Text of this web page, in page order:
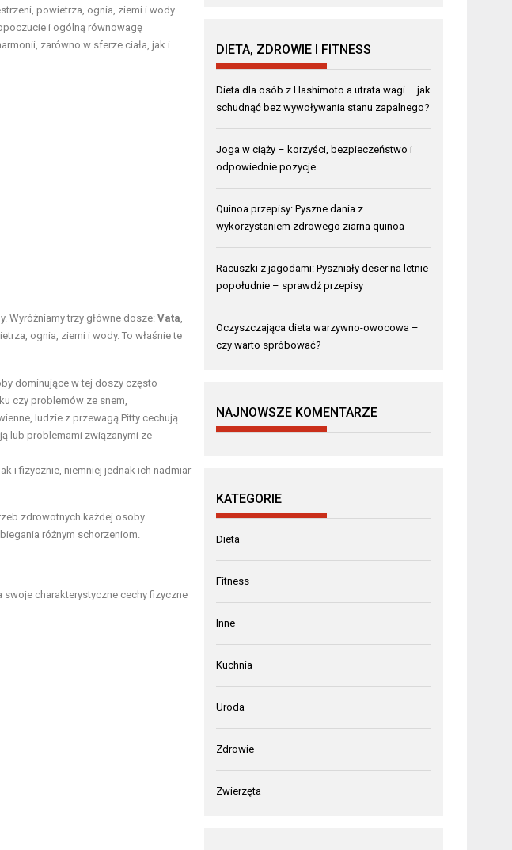
powietrza, ognia, ziemi i wody.
i ogólną równowagę
zarówno w sferze ciała, jak i
Wyróżniamy trzy główne dosze: Vata,
ognia, ziemi i wody. To właśnie te
dominujące w tej doszy często
czy problemów ze snem,
ludzie z przewagą Pitty cechują
lub problemami związanymi ze
i fizycznie, niemniej jednak ich nadmiar
zdrowotnych każdej osoby.
różnym schorzeniom.
swoje charakterystyczne cechy fizyczne
DIETA, ZDROWIE I FITNESS
Dieta dla osób z Hashimoto a utrata wagi – jak
schudnąć bez wywoływania stanu zapalnego?
Joga w ciąży – korzyści, bezpieczeństwo i
odpowiednie pozycje
Quinoa przepisy: Pyszne dania z
wykorzystaniem zdrowego ziarna quinoa
Racuszki z jagodami: Pyszniały deser na letnie
popołudnie – sprawdź przepisy
Oczyszczająca dieta warzywno-owocowa –
czy warto spróbować?
NAJNOWSZE KOMENTARZE
KATEGORIE
Dieta
Fitness
Inne
Kuchnia
Uroda
Zdrowie
Zwierzęta